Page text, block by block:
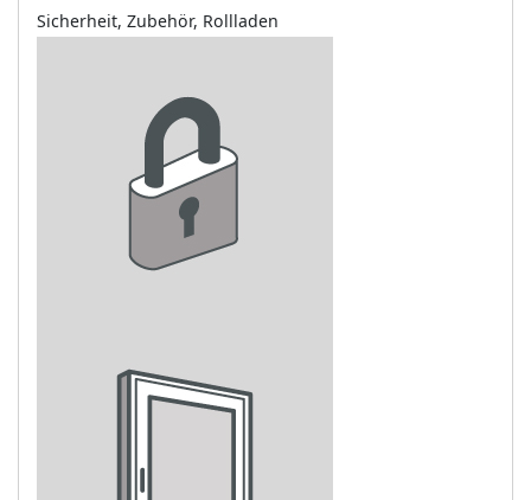
Sicherheit, Zubehör, Rollladen